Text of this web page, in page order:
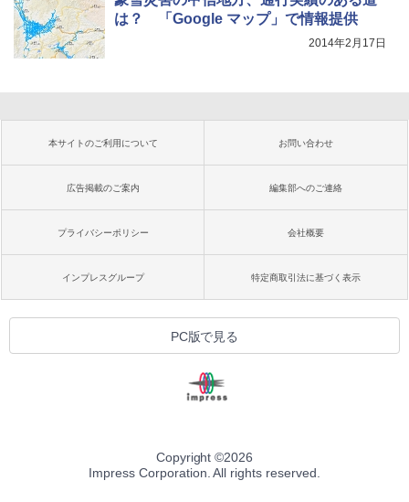
は？ 「Google マップ」で情報提供
2014年2月17日
本サイトのご利用について お問い合わせ
広告掲載のご案内 編集部へのご連絡
プライバシーポリシー 会社概要
インプレスグループ 特定商取引法に基づく表示
PC版で見る
Copyright ©2026
Impress Corporation. All rights reserved.